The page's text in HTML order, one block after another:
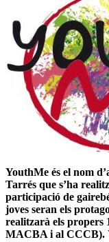
YouthMe és el nom
Tarrés que s’ha
participació de
joves seran els
realitzarà els propers
MACBA i al CCCB).